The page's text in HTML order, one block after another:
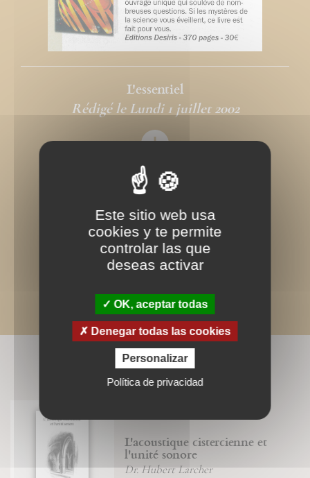
L'essentiel
Rédigé le Lundi 1 juillet 2002
BIBLIOGRAPHIE
L'acoustique cistercienne et
l'unité sonore
Dr. Hubert Larcher
Este sitio web usa
cookies y te permite
controlar las que
deseas activar
OK, aceptar todas
Denegar todas las cookies
Personalizar
Política de privacidad